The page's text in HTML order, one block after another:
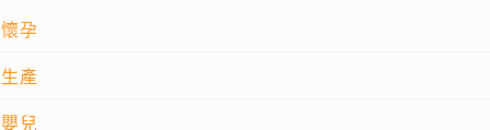
懷孕
生產
嬰兒